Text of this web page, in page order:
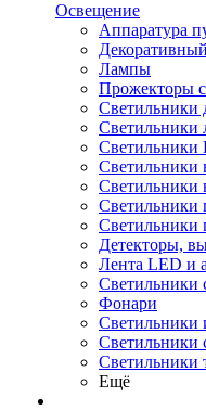
Освещение
Аппаратура
Лампы
Прожекторы
Светильники
Светильники
Светильники
Светильники
Светильники
Детекторы,
Лента LED и
Светильники
Фонари
Светильники
Светильники
Светильники
Ещё